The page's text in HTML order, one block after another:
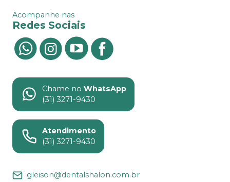
Acompanhe nas
Redes Sociais
Chame no WhatsApp
(31) 3271-9430
Atendimento
(31) 3271-9430
gleison@dentalshalon.com.br